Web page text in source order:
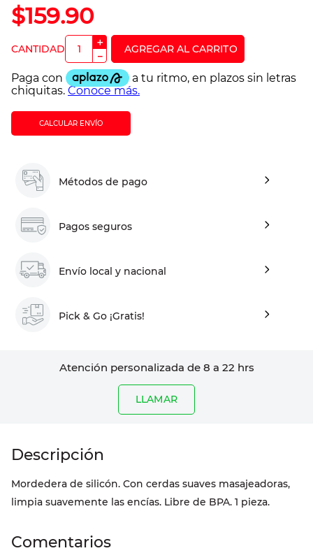
$159.90
＋
－
CALCULAR ENVÍO
Métodos de pago
Pagos seguros
Envío local y nacional
Pick & Go ¡Gratis!
Atención personalizada de 8 a 22 hrs
LLAMAR
Mordedera de silicón. Con cerdas suaves masajeadoras,
limpia suavemente las encías. Libre de BPA. 1 pieza.
Comentarios